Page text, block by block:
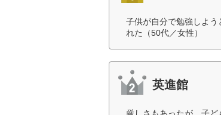
子供が自分で勉強しよう
れた（50代／女性）
英進館